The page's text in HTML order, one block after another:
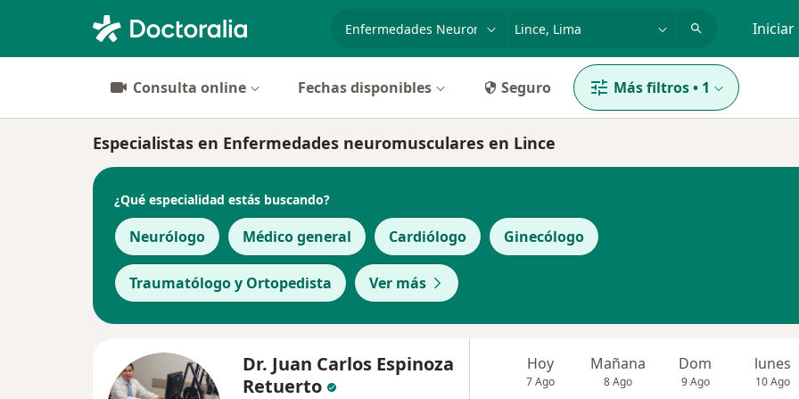
Iniciar
Consulta online Fechas disponibles Seguro Más filtros• 1
Especialistas en Enfermedades neuromusculares en Lince
¿Qué especialidad estás buscando?
Neurólogo Médico general Cardiólogo Ginecólogo
Traumatólogo y Ortopedista Ver más
Dr. Juan Carlos Espinoza
Retuerto
Hoy
7 Ago
Mañana
8 Ago
Dom
9 Ago
lunes
10 Ago